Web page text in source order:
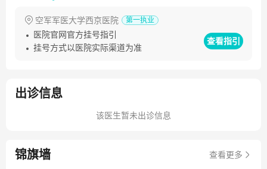
空军军医大学西京医院 第一执业
医院官网官方挂号指引
挂号方式以医院实际渠道为准
查看指引
出诊信息
该医生暂未出诊信息
锦旗墙 查看更多